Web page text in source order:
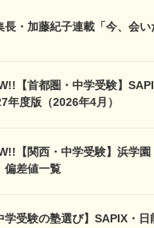
長・加藤紀子連載「今、会い
【首都圏・中学受験】
年度版（2026年4月）
【関西・中学受験】浜学
偏差値一覧
学受験の塾選び】SAPIX・